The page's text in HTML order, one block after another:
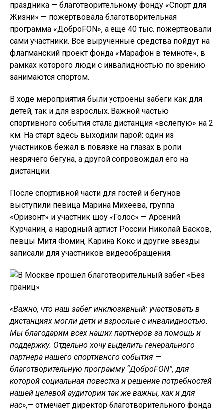
праздника — благотворительному фонду «Спорт для
Жизни» — пожертвовала благотворительная
программа «ДоброFON», а еще 40 тыс. пожертвовали
сами участники. Все вырученные средства пойдут на
флагманский проект фонда «Марафон в темноте», в
рамках которого люди с инвалидностью по зрению
занимаются спортом.
В ходе мероприятия были устроены забеги как для
детей, так и для взрослых. Важной частью
спортивного события стала дистанция «вслепую» на 2
км. На старт здесь выходили парой: один из
участников бежал в повязке на глазах в роли
незрячего бегуна, а другой сопровождал его на
дистанции.
После спортивной части для гостей и бегунов
выступили певица Марина Михеева, группа
«Оризонт» и участник шоу «Голос» — Арсений
Курчанин, а народный артист России Николай Басков,
певцы Митя Фомин, Карина Кокс и другие звезды
записали для участников видеообращения.
«Важно, что наш забег инклюзивный: участвовать в
дистанциях могли дети и взрослые с инвалидностью.
Мы благодарим всех наших партнеров за помощь и
поддержку. Отдельно хочу выделить генерального
партнера нашего спортивного события —
благотворительную программу “ДоброFON”, для
которой социальная повестка и решение потребностей
нашей целевой аудитории так же важны, как и для
нас»,— отмечает директор благотворительного фонда